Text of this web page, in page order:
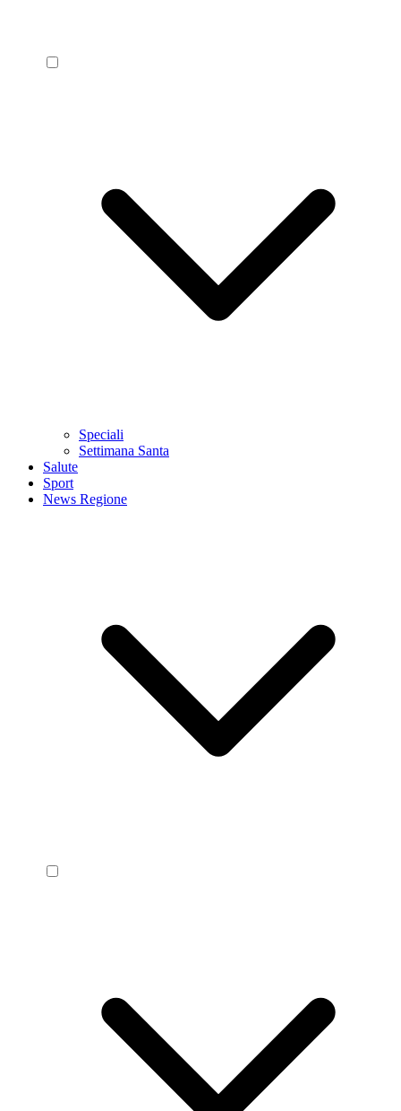
Speciali
Settimana Santa
Salute
Sport
News Regione